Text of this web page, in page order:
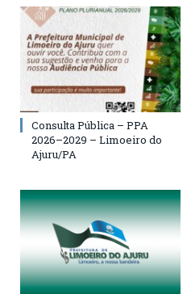
Consulta Pública – PPA
2026–2029 – Limoeiro do
Ajuru/PA